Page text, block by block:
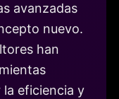
avanzadas
nuevo.
han
eficiencia y